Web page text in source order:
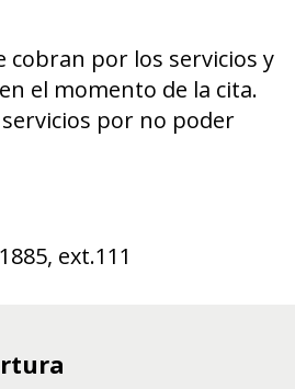
cobran por los servicios y
el momento de la cita.
por no poder
ext.111